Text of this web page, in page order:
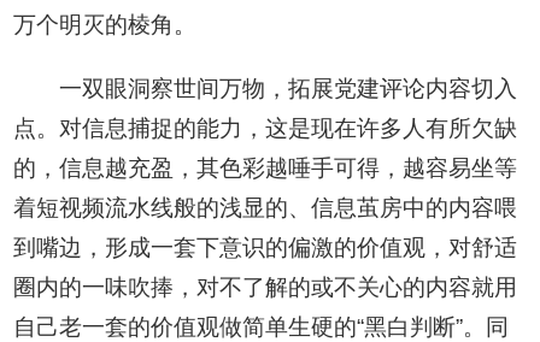
万个明灭的棱角。
一双眼洞察世间万物，拓展党建评论内容切入
点。对信息捕捉的能力，这是现在许多人有所欠缺
的，信息越充盈，其色彩越唾手可得，越容易坐等
着短视频流水线般的浅显的、信息茧房中的内容喂
到嘴边，形成一套下意识的偏激的价值观，对舒适
圈内的一味吹捧，对不了解的或不关心的内容就用
自己老一套的价值观做简单生硬的“黑白判断”。同